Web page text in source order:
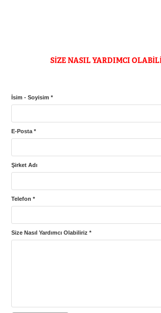
SİZE NASIL YARDIMCI
İsim - Soyisim *
E-Posta *
Şirket Adı
Telefon *
Size Nasıl Yardımcı Olabiliriz *